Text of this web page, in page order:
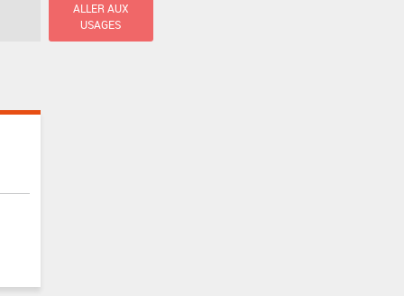
ALLER AUX
USAGES